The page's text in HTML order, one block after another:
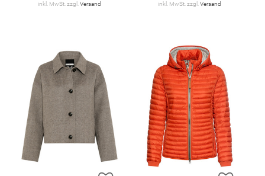
inkl. MwSt. zzgl. Versand inkl. MwSt. zzgl. Versand